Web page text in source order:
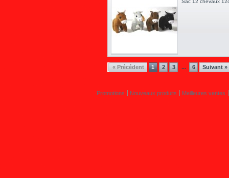
Sac 12 chevaux
« Précédent 1 2 3 ... 6 Suivant »
Promotions Nouveaux produits Meilleures ventes